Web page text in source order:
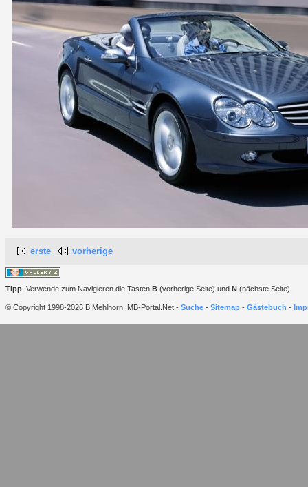
erste vorherige
Tipp: Verwende zum Navigieren die Tasten B (vorherige Seite) und N (nächste Seite).
© Copyright 1998-2026 B.Mehlhorn, MB-Portal.Net - Suche - Sitemap - Gästebuch -